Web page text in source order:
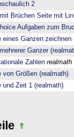
2
Brüchen Seite mit
Aufgaben zum
eines Ganzen zeichnen
Ganzer
Zahlen realmath
von Größen (realmath)
und Zeit 1 (realmath)